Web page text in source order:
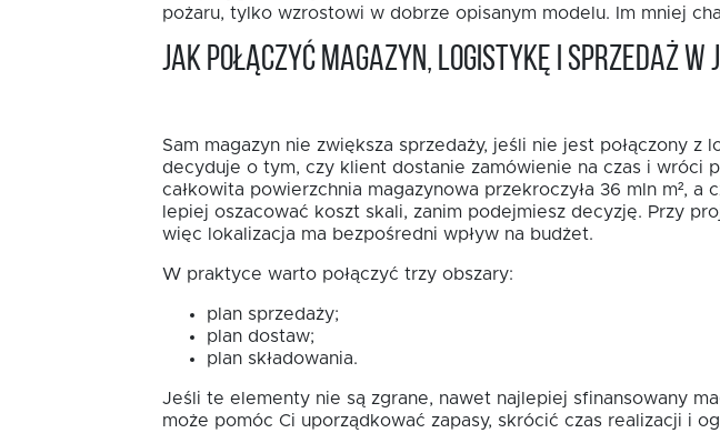
pożaru, tylko wzrostowi w dobrze opisanym modelu. Im mniej
Jak połączyć magazyn, logistykę i sprzedaż w
Sam magazyn nie zwiększa sprzedaży, jeśli nie jest połączony
decyduje o tym, czy klient dostanie zamówienie na czas i wróci
całkowita powierzchnia magazynowa przekroczyła 36 mln m²,
lepiej oszacować koszt skali, zanim podejmiesz decyzję. Przy
więc lokalizacja ma bezpośredni wpływ na budżet.
W praktyce warto połączyć trzy obszary:
plan sprzedaży;
plan dostaw;
plan składowania.
Jeśli te elementy nie są zgrane, nawet najlepiej sfinansowany
może pomóc Ci uporządkować zapasy, skrócić czas realizacji i